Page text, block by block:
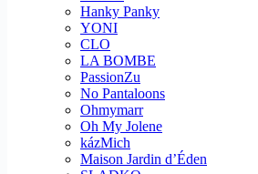
Hanky Panky
YONI
CLO
LA BOMBE
PassionZu
No Pantaloons
Ohmymarr
Oh My Jolene
kázMich
Maison Jardin d’Éden